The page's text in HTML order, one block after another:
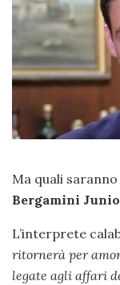
Ma quali
Bergamini
L’interprete
ritornerà per
legate agli affari